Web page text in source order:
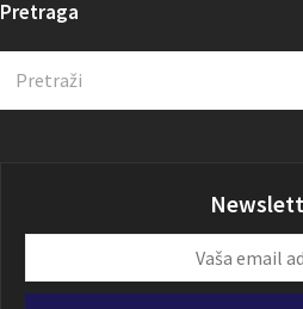
Pretraga
email